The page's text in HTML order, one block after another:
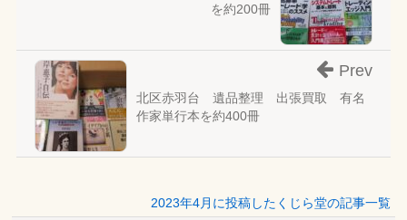
を約200冊
北区赤羽台 遺品整理 出張買取 有名
作家単行本を約400冊
Prev
2023年4月に投稿したくじら堂の記事一覧